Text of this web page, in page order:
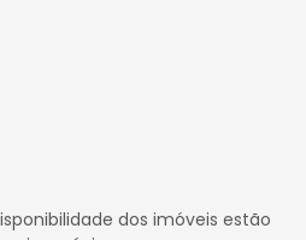
dos imóveis estão